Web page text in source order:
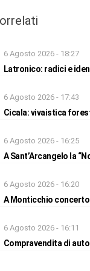
6 Agosto 2026 - 18:27
Latronico: radici e
6 Agosto 2026 - 17:43
Cicala: vivaistica
6 Agosto 2026 - 16:25
A Sant’Arcangelo la
6 Agosto 2026 - 16:20
A Monticchio
6 Agosto 2026 - 16:11
Compravendita di